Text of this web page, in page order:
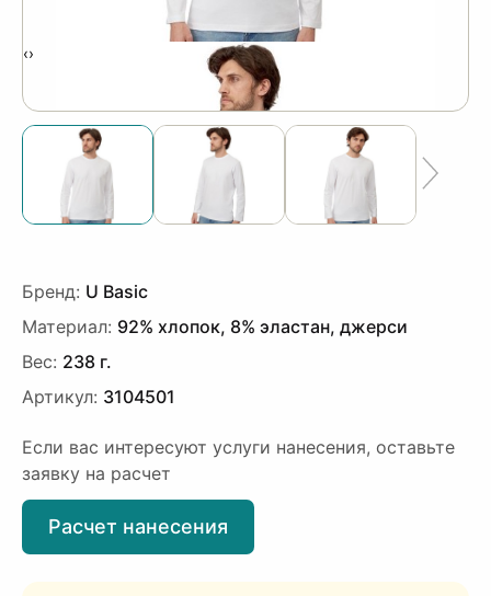
‹›
Бренд: U Basic
Материал: 92% хлопок, 8% эластан, джерси
Вес: 238 г.
Артикул: 3104501
Если вас интересуют услуги нанесения, оставьте
заявку на расчет
Расчет нанесения